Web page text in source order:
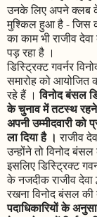
उनके लिए अपने क्लब के
मुश्किल हुआ है - जिस
का काम भी राजीव
पड़ रहा है ।
डिस्ट्रिक्ट गवर्नर
समारोह को आयोजित
रहे हैं ।विनोद बंसल
के चुनाव में तटस्थ रहने
अपनी उम्मीदवारी
ला दिया है । राजीव
उन्होंने तो विनोद
इसलिए डिस्ट्रिक्ट
के नजदीक राजीव देवा
रखना विनोद बंसल
पदाधिकारियों के